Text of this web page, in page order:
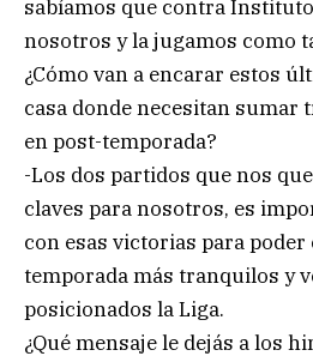
sabíamos que contra
nosotros y la jugamos como
¿Cómo van a encarar estos
casa donde necesitan sumar
en post-temporada?
-Los dos partidos que nos
claves para nosotros, es
con esas victorias para
temporada más tranquilos y
posicionados la Liga.
¿Qué mensaje le dejás a los